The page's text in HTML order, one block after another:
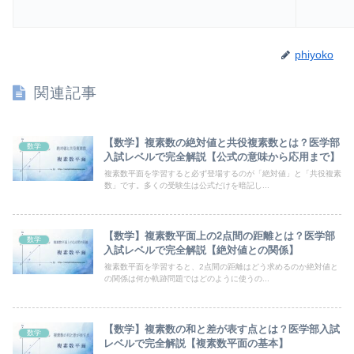
phiyoko
関連記事
数学
【数学】複素数の絶対値と共役複素数とは？医学部
入試レベルで完全解説【公式の意味から応用まで】
複素数平面を学習すると必ず登場するのが「絶対値」と「共役複素
数」です。多くの受験生は公式だけを暗記し...
数学
【数学】複素数平面上の2点間の距離とは？医学部
入試レベルで完全解説【絶対値との関係】
複素数平面を学習すると、2点間の距離はどう求めるのか絶対値と
の関係は何か軌跡問題ではどのように使うの...
数学
【数学】複素数の和と差が表す点とは？医学部入試
レベルで完全解説【複素数平面の基本】